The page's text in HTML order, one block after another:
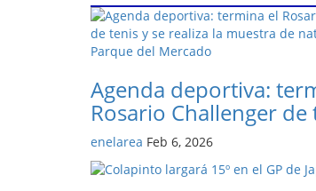
Agenda deportiva:
Rosario Challenger de
enelarea Feb 6, 2026